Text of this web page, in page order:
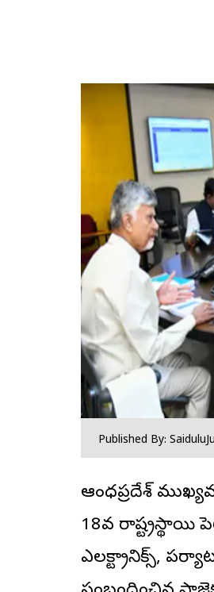
Published By: Saidulu
ఆంధ్రప్రదేశ్
18వ రాష్ట్రస్థాయి
ఎలక్ట్రానిక్స్,